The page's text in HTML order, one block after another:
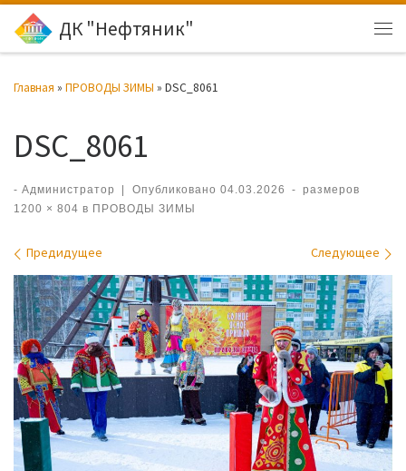
Перейти к содержимому
ДК "Нефтяник"
Главная » ПРОВОДЫ ЗИМЫ » DSC_8061
DSC_8061
- Администратор | Опубликовано 04.03.2026 -
размеров
1200 × 804 в ПРОВОДЫ ЗИМЫ
Навигация по изображениям
Предидущее Следующее